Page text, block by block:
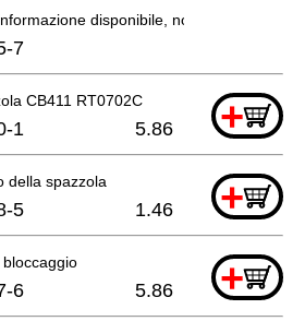
disponibile, non ordinabile
7
CB411 RT0702C +
1 5.86
della spazzola +
5 1.46
+
6 5.86